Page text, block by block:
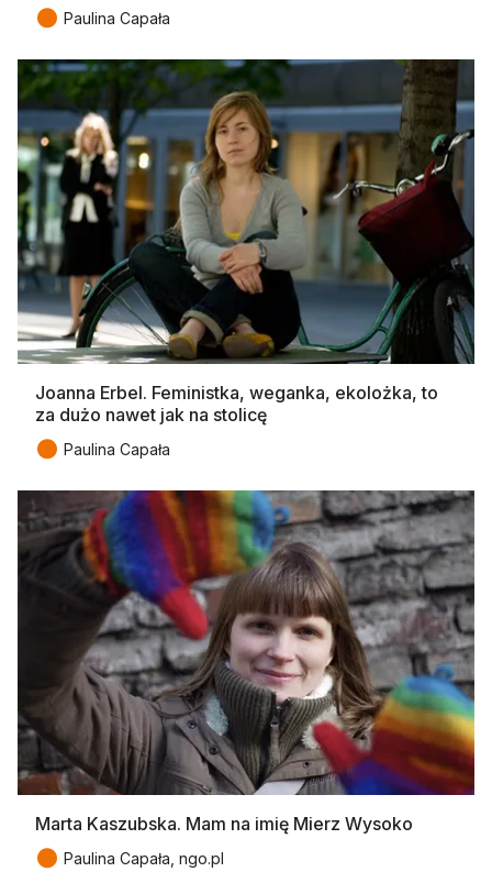
● Paulina Capała
Joanna Erbel. Feministka, weganka, ekolożka, to
za dużo nawet jak na stolicę
● Paulina Capała
Marta Kaszubska. Mam na imię Mierz Wysoko
● Paulina Capała, ngo.pl